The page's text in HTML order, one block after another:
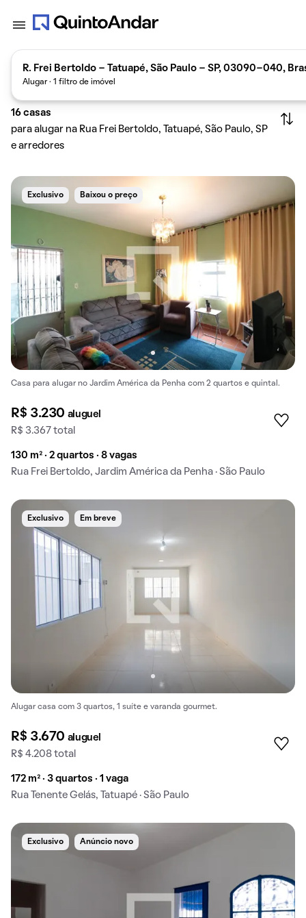
R. Frei Bertoldo - Tatuapé, São Paulo - SP, 03090-040,
Alugar · 1 filtro de imóvel
16 casas
para alugar na Rua Frei Bertoldo, Tatuapé, São Paulo, SP
e arredores
Exclusivo Baixou o preço
Casa para alugar no Jardim América da Penha com 2 quartos e quintal.
R$ 3.230 aluguel
R$ 3.367 total
130 m² · 2 quartos · 8 vagas
Rua Frei Bertoldo, Jardim América da Penha · São Paulo
Exclusivo Em breve
Alugar casa com 3 quartos, 1 suíte e varanda gourmet.
R$ 3.670 aluguel
R$ 4.208 total
172 m² · 3 quartos · 1 vaga
Rua Tenente Gelás, Tatuapé · São Paulo
Exclusivo Anúncio novo